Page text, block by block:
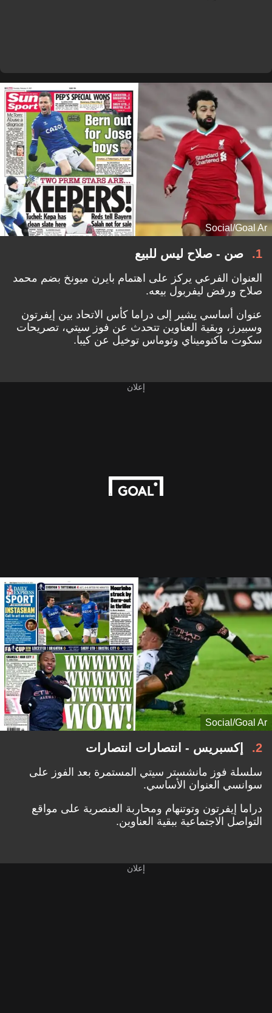
Social/Goal Ar
1 صن - صلاح ليس للبيع
العنوان الفرعي يركز على اهتمام بايرن ميونخ بضم محمد
صلاح ورفض ليفربول بيعه.
عنوان أساسي يشير إلى دراما كأس الاتحاد بين إيفرتون
وسبيرز، وبقية العناوين تتحدث عن فوز سيتي، تصريحات
سكوت ماكتوميناي وتوماس توخيل عن كيبا.
إعلان
Social/Goal Ar
2 إكسبريس - انتصارات انتصارات
سلسلة فوز مانشستر سيتي المستمرة بعد الفوز على
سوانسي العنوان الأساسي.
دراما إيفرتون وتوتنهام ومحاربة العنصرية على مواقع
التواصل الاجتماعية ببقية العناوين.